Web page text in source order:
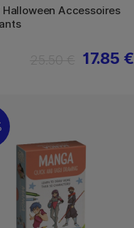
Halloween Accessoires
17.85 €